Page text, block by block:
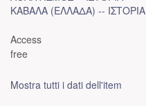
ΚΑΒΑΛΑ (ΕΛΛΑΔΑ) -- ΙΣΤΟΡΙΑ
Access
free
Mostra tutti i dati dell'item